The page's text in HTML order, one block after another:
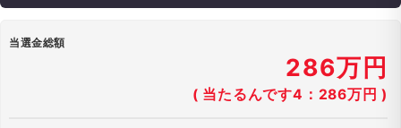
当選金総額
286万円
( 当たるんです4：286万円 )